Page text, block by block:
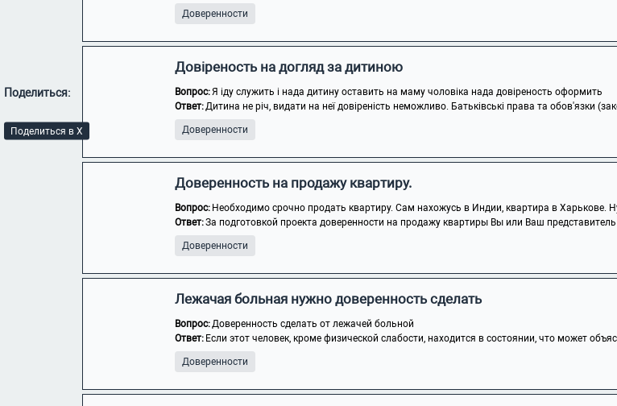
Поделиться:
Поделиться в X
Доверенности
Довіреность на догляд за дитиною
Вопрос:Я іду служить і нада дитину оставить на маму чоловіка нада довіреность оформить
Ответ:Дитина не річ, видати на неї довіреність неможливо. Батьківські права та обов'язки
Доверенности
Доверенность на продажу квартиру.
Вопрос: Необходимо срочно продать квартиру. Сам нахожусь в Индии, квартира в Харькове.
Ответ:За подготовкой проекта доверенности на продажу квартиры Вы или Ваш
Доверенности
Лежачая больная нужно доверенность сделать
Вопрос:Доверенность сделать от лежачей больной
Ответ: Если этот человек, кроме физической слабости, находится в состоянии, что может
Доверенности